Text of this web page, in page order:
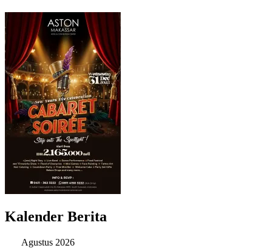
Kalender Berita
Agustus 2026